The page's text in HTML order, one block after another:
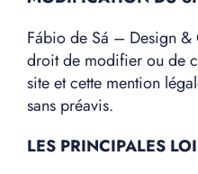
Fábio de Sá – Design &
droit de modifier ou de
site et cette mention
sans préavis.
LES PRINCIPALES